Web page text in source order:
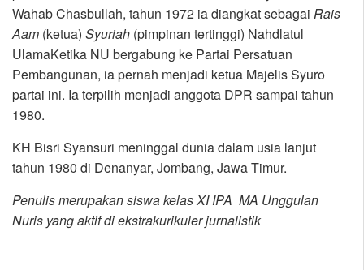
Wahab Chasbullah, tahun 1972 ia diangkat sebagai Rais
Aam (ketua) Syuriah (pimpinan tertinggi) Nahdlatul
UlamaKetika NU bergabung ke Partai Persatuan
Pembangunan, ia pernah menjadi ketua Majelis Syuro
partai ini. Ia terpilih menjadi anggota DPR sampai tahun
1980.
KH Bisri Syansuri meninggal dunia dalam usia lanjut
tahun 1980 di Denanyar, Jombang, Jawa Timur.
Penulis merupakan siswa kelasXI IPA MA Unggulan
Nuris yang aktif di ekstrakurikuler jurnalistik